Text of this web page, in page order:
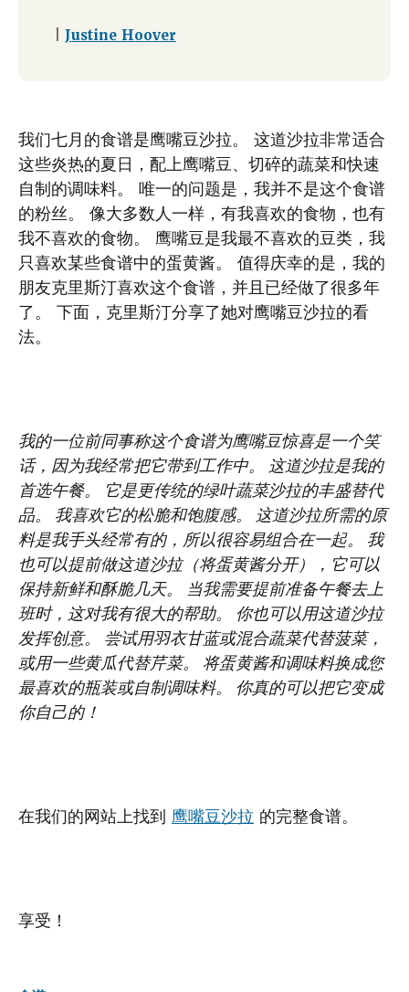
Justine Hoover
我们七月的食谱是鹰嘴豆沙拉。 这道沙拉非常适合
这些炎热的夏日，配上鹰嘴豆、切碎的蔬菜和快速
自制的调味料。 唯一的问题是，我并不是这个食谱
的粉丝。 像大多数人一样，有我喜欢的食物，也有
我不喜欢的食物。 鹰嘴豆是我最不喜欢的豆类，我
只喜欢某些食谱中的蛋黄酱。 值得庆幸的是，我的
朋友克里斯汀喜欢这个食谱，并且已经做了很多年
了。 下面，克里斯汀分享了她对鹰嘴豆沙拉的看
法。
我的一位前同事称这个食谱为鹰嘴豆惊喜是一个笑
话，因为我经常把它带到工作中。 这道沙拉是我的
首选午餐。 它是更传统的绿叶蔬菜沙拉的丰盛替代
品。 我喜欢它的松脆和饱腹感。 这道沙拉所需的原
料是我手头经常有的，所以很容易组合在一起。 我
也可以提前做这道沙拉（将蛋黄酱分开），它可以
保持新鲜和酥脆几天。 当我需要提前准备午餐去上
班时，这对我有很大的帮助。 你也可以用这道沙拉
发挥创意。 尝试用羽衣甘蓝或混合蔬菜代替菠菜，
或用一些黄瓜代替芹菜。 将蛋黄酱和调味料换成您
最喜欢的瓶装或自制调味料。 你真的可以把它变成
你自己的！
在我们的网站上找到 鹰嘴豆沙拉 的完整食谱。
享受！